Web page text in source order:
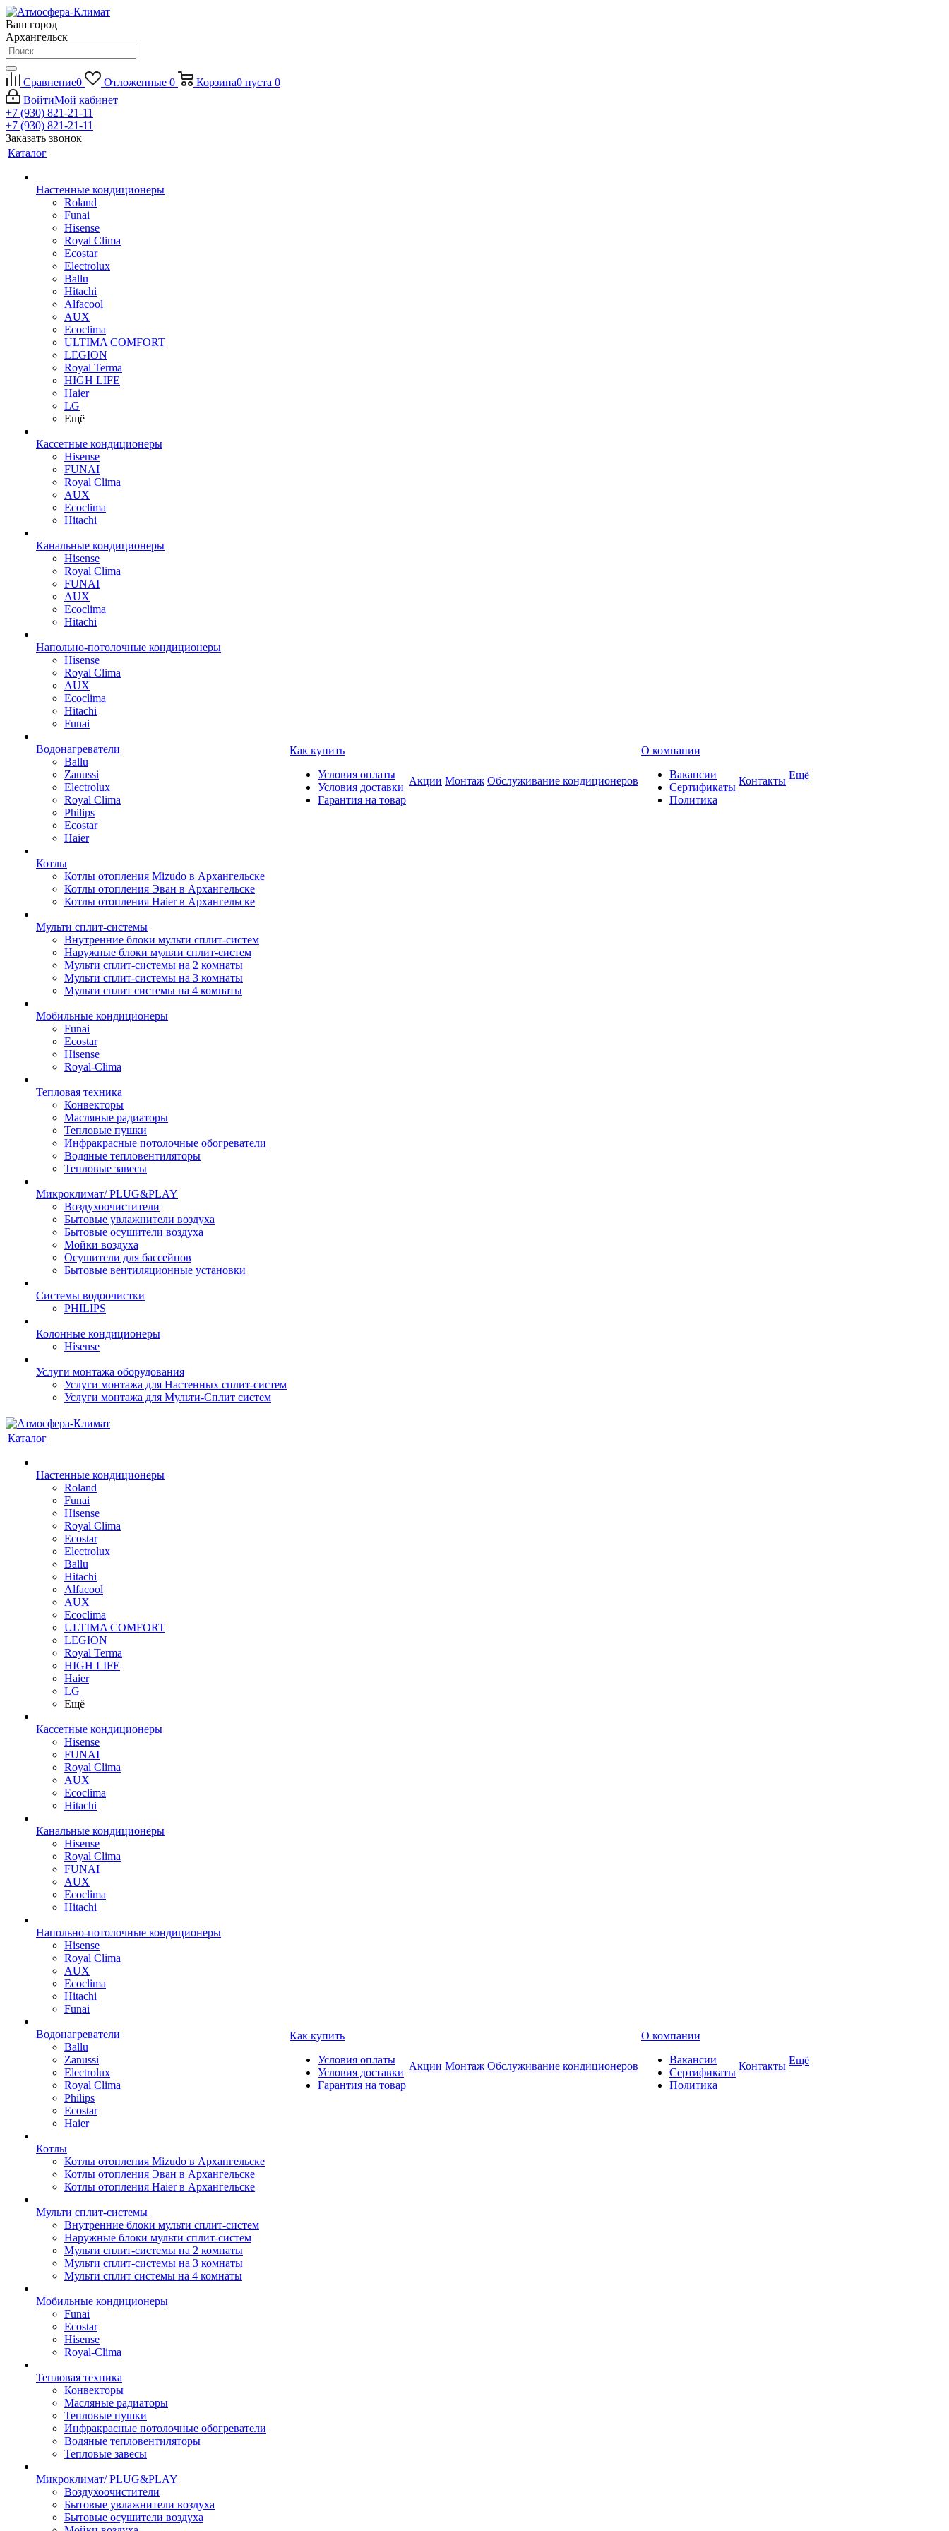
Ваш город
Архангельск
Сравнение0 Отложенные 0 Корзина0 пуста 0
ВойтиМой кабинет
+7 (930) 821-21-11
+7 (930) 821-21-11
Заказать звонок
Каталог
Настенные кондиционеры
Roland
Funai
Hisense
Royal Clima
Ecostar
Electrolux
Ballu
Hitachi
Alfacool
AUX
Ecoclima
ULTIMA COMFORT
LEGION
Royal Terma
HIGH LIFE
Haier
LG
Ещё
Кассетные кондиционеры
Hisense
FUNAI
Royal Clima
AUX
Ecoclima
Hitachi
Канальные кондиционеры
Hisense
Royal Clima
FUNAI
AUX
Ecoclima
Hitachi
Напольно-потолочные кондиционеры
Hisense
Royal Clima
AUX
Ecoclima
Hitachi
Funai
Водонагреватели
Ballu
Zanussi
Electrolux
Royal Clima
Philips
Ecostar
Haier
Котлы
Котлы отопления Mizudo в Архангельске
Котлы отопления Эван в Архангельске
Котлы отопления Haier в Архангельске
Мульти сплит-системы
Внутренние блоки мульти сплит-систем
Наружные блоки мульти сплит-систем
Мульти сплит-системы на 2 комнаты
Мульти сплит-системы на 3 комнаты
Мульти сплит системы на 4 комнаты
Мобильные кондиционеры
Funai
Ecostar
Hisense
Royal-Clima
Тепловая техника
Конвекторы
Масляные радиаторы
Тепловые пушки
Инфракрасные потолочные обогреватели
Водяные тепловентиляторы
Тепловые завесы
Микроклимат/ PLUG&PLAY
Воздухоочистители
Бытовые увлажнители воздуха
Бытовые осушители воздуха
Мойки воздуха
Осушители для бассейнов
Бытовые вентиляционные установки
Системы водоочистки
PHILIPS
Колонные кондиционеры
Hisense
Услуги монтажа оборудования
Услуги монтажа для Настенных сплит-систем
Услуги монтажа для Мульти-Сплит систем
Как купить
Условия оплаты
Условия доставки
Гарантия на товар
Акции Монтаж Обслуживание кондиционеров
О компании
Вакансии
Сертификаты
Политика
Контакты Ещё
Каталог
Настенные кондиционеры
Roland
Funai
Hisense
Royal Clima
Ecostar
Electrolux
Ballu
Hitachi
Alfacool
AUX
Ecoclima
ULTIMA COMFORT
LEGION
Royal Terma
HIGH LIFE
Haier
LG
Ещё
Кассетные кондиционеры
Hisense
FUNAI
Royal Clima
AUX
Ecoclima
Hitachi
Канальные кондиционеры
Hisense
Royal Clima
FUNAI
AUX
Ecoclima
Hitachi
Напольно-потолочные кондиционеры
Hisense
Royal Clima
AUX
Ecoclima
Hitachi
Funai
Водонагреватели
Ballu
Zanussi
Electrolux
Royal Clima
Philips
Ecostar
Haier
Котлы
Котлы отопления Mizudo в Архангельске
Котлы отопления Эван в Архангельске
Котлы отопления Haier в Архангельске
Мульти сплит-системы
Внутренние блоки мульти сплит-систем
Наружные блоки мульти сплит-систем
Мульти сплит-системы на 2 комнаты
Мульти сплит-системы на 3 комнаты
Мульти сплит системы на 4 комнаты
Мобильные кондиционеры
Funai
Ecostar
Hisense
Royal-Clima
Тепловая техника
Конвекторы
Масляные радиаторы
Тепловые пушки
Инфракрасные потолочные обогреватели
Водяные тепловентиляторы
Тепловые завесы
Микроклимат/ PLUG&PLAY
Воздухоочистители
Бытовые увлажнители воздуха
Бытовые осушители воздуха
Как купить
Условия оплаты
Условия доставки
Гарантия на товар
Акции Монтаж Обслуживание кондиционеров
О компании
Вакансии
Сертификаты
Политика
Контакты Ещё